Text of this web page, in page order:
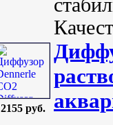
2155 руб.